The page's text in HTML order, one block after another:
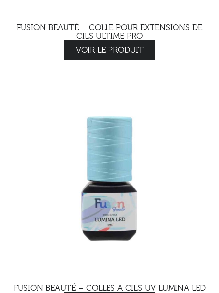
FUSION BEAUTÉ – COLLE POUR EXTENSIONS DE
CILS ULTIME PRO
VOIR LE PRODUIT
FUSION BEAUTÉ – COLLES A CILS UV LUMINA LED